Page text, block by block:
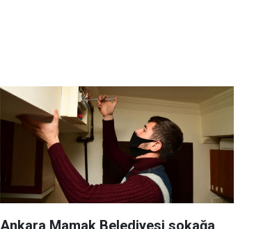
Ankara Mamak Belediyesi sokağa